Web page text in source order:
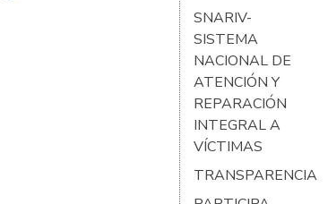
SNARIV-
SISTEMA
NACIONAL DE
ATENCIÓN Y
REPARACIÓN
INTEGRAL A
VÍCTIMAS
TRANSPARENCIA